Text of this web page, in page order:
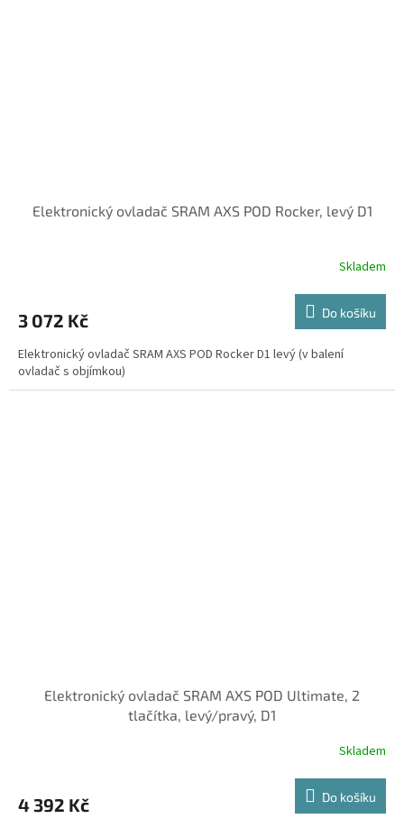
Elektronický ovladač SRAM AXS POD Rocker, levý D1
Skladem
3 072 Kč Do košíku
Elektronický ovladač SRAM AXS POD Rocker D1 levý (v balení
ovladač s objímkou)
Elektronický ovladač SRAM AXS POD Ultimate, 2
tlačítka, levý/pravý, D1
Skladem
4 392 Kč Do košíku